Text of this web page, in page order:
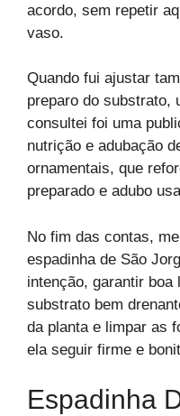
acordo, sem repetir
vaso.
Quando fui ajustar
preparo do substrato,
consultei foi uma
nutrição e adubação
ornamentais, que
preparado e adubo
No fim das contas,
espadinha de São
intenção, garantir
substrato bem
da planta e limpar as
ela seguir firme e
Espadinha